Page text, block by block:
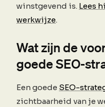
winstgevend is. Lees
werkwijze.
Wat zijn de
goede SEO-
Een goede SEO-
zichtbaarheid van je